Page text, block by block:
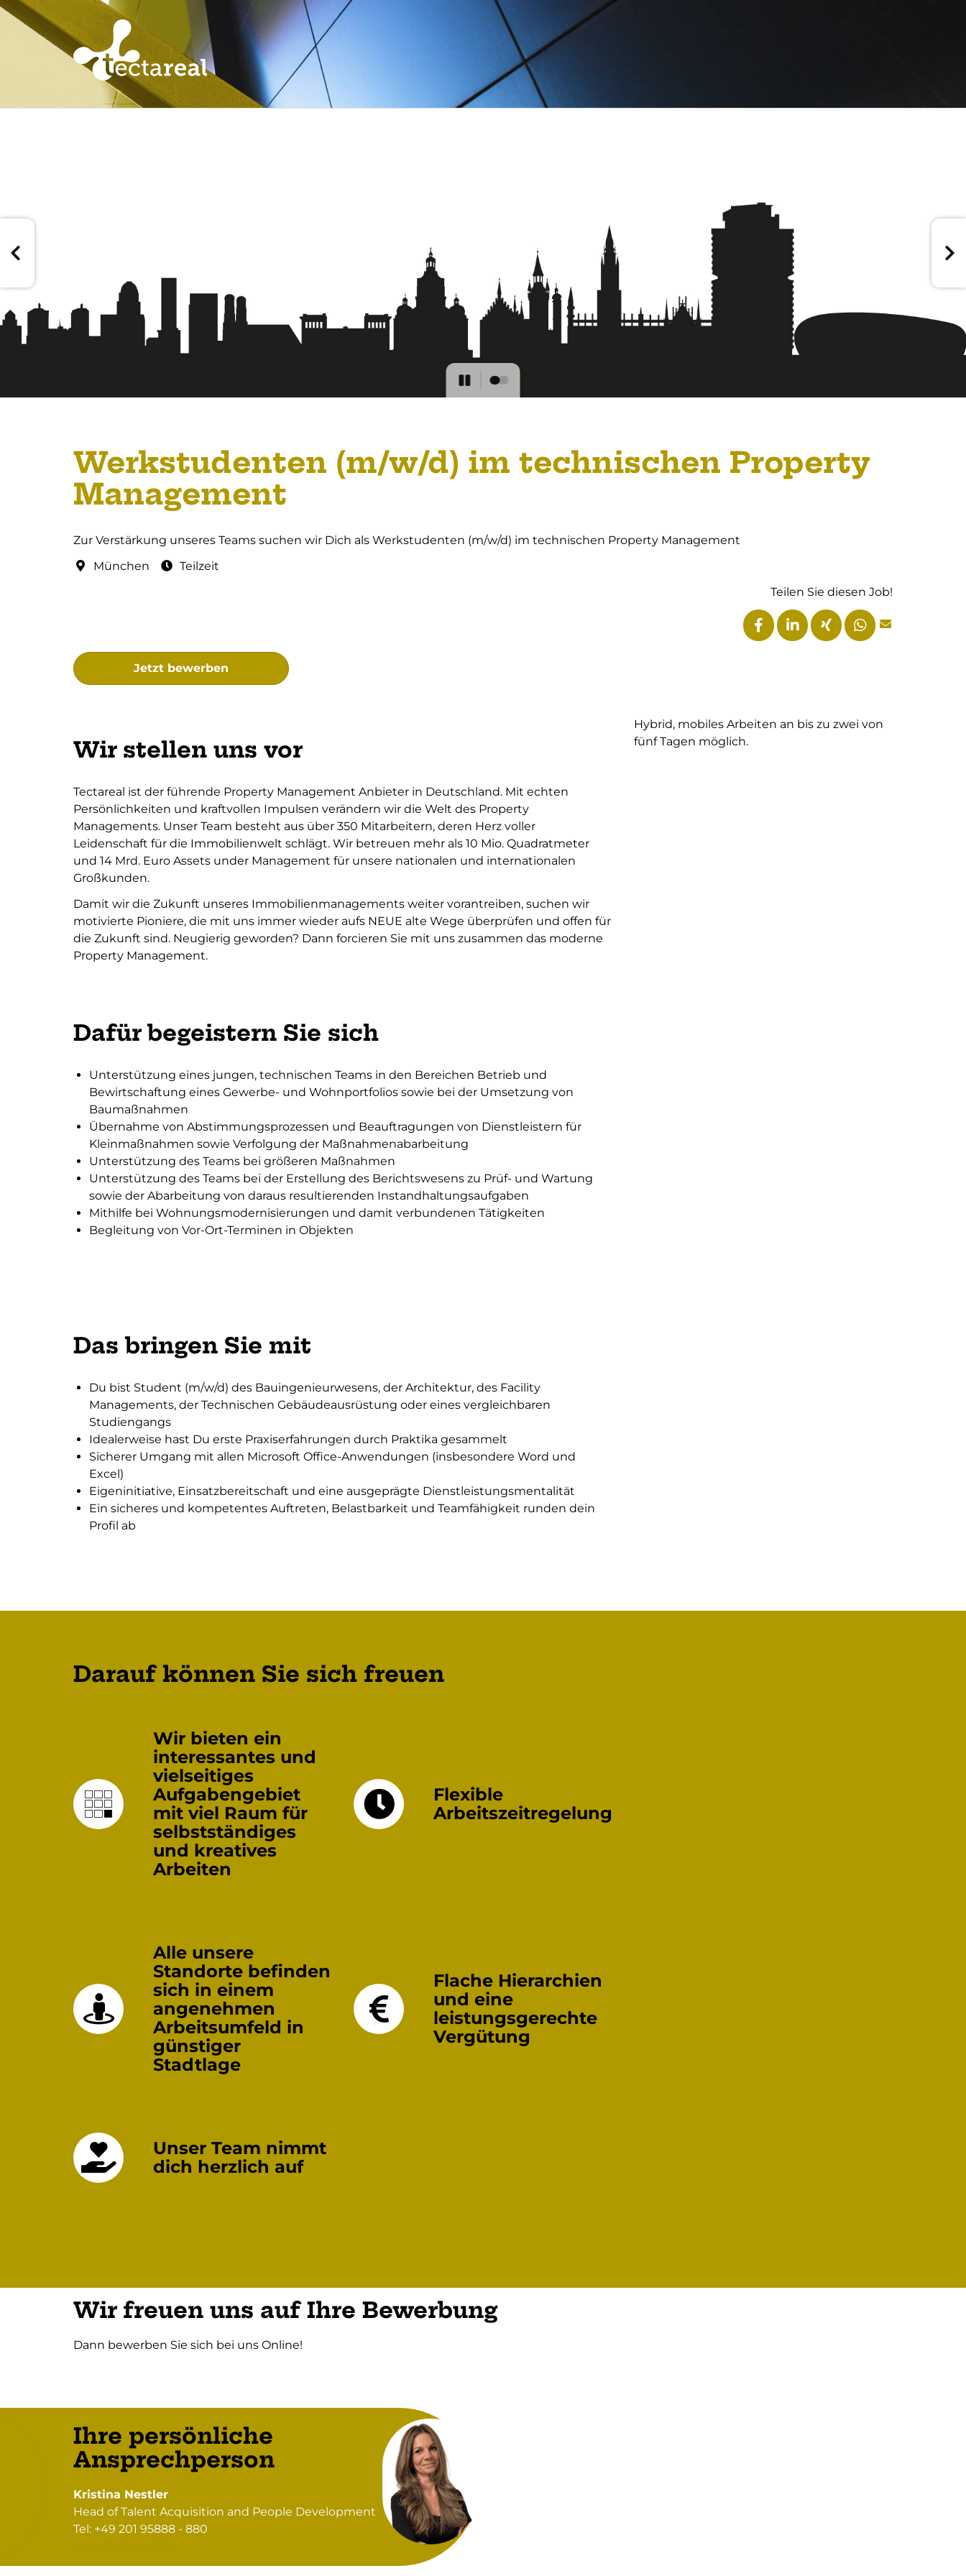
Werkstudenten (m/w/d) im technischen Property
Management
Zur Verstärkung unseres Teams suchen wir Dich als Werkstudenten (m/w/d) im technischen Property Management
München
Teilzeit
Teilen Sie diesen Job!
Jetzt bewerben
Wir stellen uns vor
Tectareal ist der führende Property Management Anbieter in Deutschland. Mit echten
Persönlichkeiten und kraftvollen Impulsen verändern wir die Welt des Property
Managements. Unser Team besteht aus über 350 Mitarbeitern, deren Herz voller
Leidenschaft für die Immobilienwelt schlägt. Wir betreuen mehr als 10 Mio. Quadratmeter
und 14 Mrd. Euro Assets under Management für unsere nationalen und internationalen
Großkunden.
Damit wir die Zukunft unseres Immobilienmanagements weiter vorantreiben, suchen wir
motivierte Pioniere, die mit uns immer wieder aufs NEUE alte Wege überprüfen und offen für
die Zukunft sind. Neugierig geworden? Dann forcieren Sie mit uns zusammen das moderne
Property Management.
Dafür begeistern Sie sich
Unterstützung eines jungen, technischen Teams in den Bereichen Betrieb und
Bewirtschaftung eines Gewerbe- und Wohnportfolios sowie bei der Umsetzung von
Baumaßnahmen
Übernahme von Abstimmungsprozessen und Beauftragungen von Dienstleistern für
Kleinmaßnahmen sowie Verfolgung der Maßnahmenabarbeitung
Unterstützung des Teams bei größeren Maßnahmen
Unterstützung des Teams bei der Erstellung des Berichtswesens zu Prüf- und Wartung
sowie der Abarbeitung von daraus resultierenden Instandhaltungsaufgaben
Mithilfe bei Wohnungsmodernisierungen und damit verbundenen Tätigkeiten
Begleitung von Vor-Ort-Terminen in Objekten
Das bringen Sie mit
Du bist Student (m/w/d) des Bauingenieurwesens, der Architektur, des Facility
Managements, der Technischen Gebäudeausrüstung oder eines vergleichbaren
Studiengangs
Idealerweise hast Du erste Praxiserfahrungen durch Praktika gesammelt
Sicherer Umgang mit allen Microsoft Office-Anwendungen (insbesondere Word und
Excel)
Eigeninitiative, Einsatzbereitschaft und eine ausgeprägte Dienstleistungsmentalität
Ein sicheres und kompetentes Auftreten, Belastbarkeit und Teamfähigkeit runden dein
Profil ab
Darauf können Sie sich freuen
Wir bieten ein
interessantes und
vielseitiges
Aufgabengebiet
mit viel Raum für
selbstständiges
und kreatives
Arbeiten
Flexible
Arbeitszeitregelung
Alle unsere
Standorte befinden
sich in einem
angenehmen
Arbeitsumfeld in
günstiger
Stadtlage
Flache Hierarchien
und eine
leistungsgerechte
Vergütung
Unser Team nimmt
dich herzlich auf
Wir freuen uns auf Ihre Bewerbung
Dann bewerben Sie sich bei uns Online!
Ihre persönliche
Ansprechperson
Kristina Nestler
Head of Talent Acquisition and People Development
Tel: +49 201 95888 - 880
Hybrid, mobiles Arbeiten an bis zu zwei von
fünf Tagen möglich.